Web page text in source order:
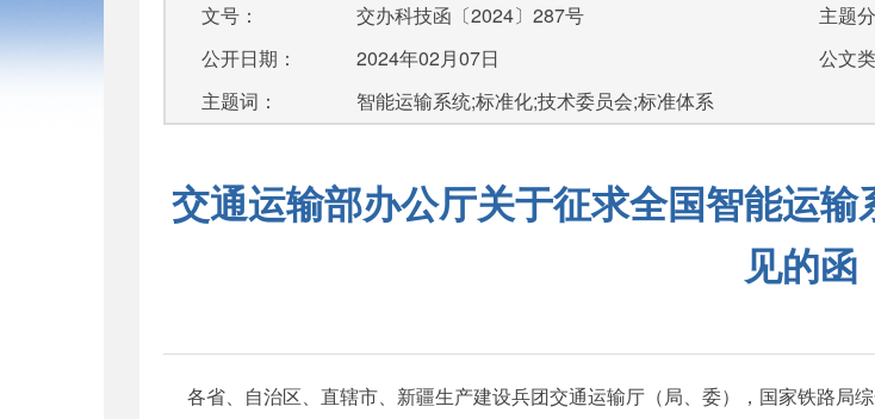
文号：
交办科技函〔2024〕287号
公开日期：
2024年02月07日
主题词：
智能运输系统;标准化;技术委员会;标准体系
主题
公文
交通运输部办公厅关于征求全国智能运
见的函
各省、自治区、直辖市、新疆生产建设兵团交通运输厅（局、委），国家铁路局